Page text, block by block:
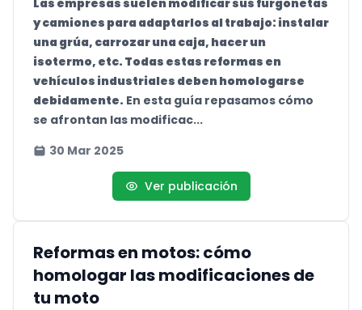
Las empresas suelen modificar sus furgonetas
y camiones para adaptarlos al trabajo: instalar
una grúa, carrozar una caja, hacer un
isotermo, etc. Todas estas reformas en
vehículos industriales deben homologarse
debidamente. En esta guía repasamos cómo
se afrontan las modificac...
30 Mar 2025
Ver publicación
Reformas en motos: cómo
homologar las modificaciones de
tu moto